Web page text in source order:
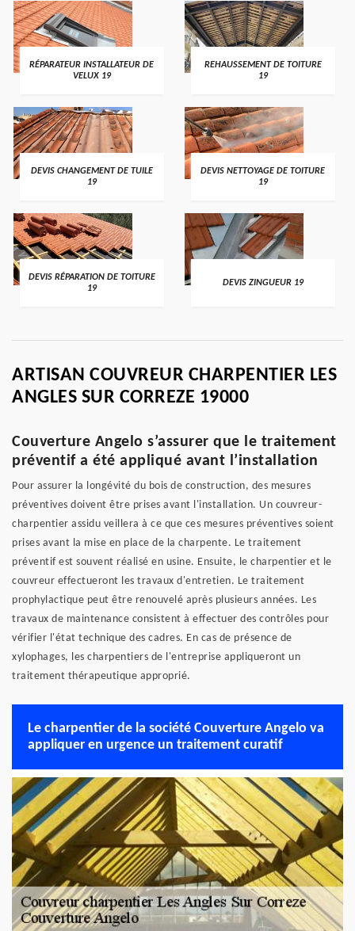
RÉPARATEUR INSTALLATEUR DE
VELUX 19
REHAUSSEMENT DE TOITURE
19
DEVIS CHANGEMENT DE TUILE
19
DEVIS NETTOYAGE DE TOITURE
19
DEVIS RÉPARATION DE TOITURE
19
DEVIS ZINGUEUR 19
ARTISAN COUVREUR CHARPENTIER LES
ANGLES SUR CORREZE 19000
Couverture Angelo s’assurer que le traitement
préventif a été appliqué avant l’installation
Pour assurer la longévité du bois de construction, des mesures
préventives doivent être prises avant l'installation. Un couvreur-
charpentier assidu veillera à ce que ces mesures préventives soient
prises avant la mise en place de la charpente. Le traitement
préventif est souvent réalisé en usine. Ensuite, le charpentier et le
couvreur effectueront les travaux d'entretien. Le traitement
prophylactique peut être renouvelé après plusieurs années. Les
travaux de maintenance consistent à effectuer des contrôles pour
vérifier l'état technique des cadres. En cas de présence de
xylophages, les charpentiers de l'entreprise appliqueront un
traitement thérapeutique approprié.
Le charpentier de la société Couverture Angelo va
appliquer en urgence un traitement curatif